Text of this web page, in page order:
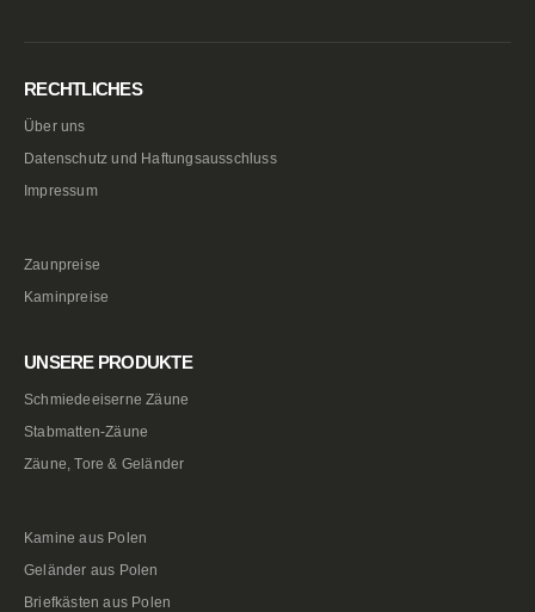
RECHTLICHES
Über uns
Datenschutz und Haftungsausschluss
Impressum
Zaunpreise
Kaminpreise
UNSERE PRODUKTE
Schmiedeeiserne Zäune
Stabmatten-Zäune
Zäune, Tore & Geländer
Kamine aus Polen
Geländer aus Polen
Briefkästen aus Polen